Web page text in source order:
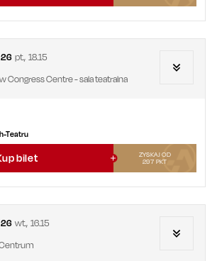
pt.,18.15
Congress Centre - sala teatralna
Teatru
bilet
ZYSKAJ OD
297 PKT
wt.,16.15